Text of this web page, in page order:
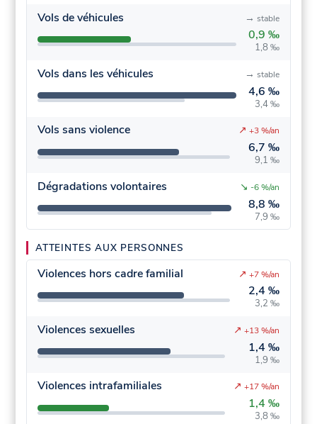
Vols de véhicules
0,9 ‰
1,8 ‰
→ stable
Vols dans les véhicules
4,6 ‰
3,4 ‰
→ stable
Vols sans violence
6,7 ‰
9,1 ‰
↗ +3 %/an
Dégradations volontaires
8,8 ‰
7,9 ‰
↘ -6 %/an
ATTEINTES AUX PERSONNES
Violences hors cadre familial
2,4 ‰
3,2 ‰
↗ +7 %/an
Violences sexuelles
1,4 ‰
1,9 ‰
↗ +13 %/an
Violences intrafamiliales
1,4 ‰
3,8 ‰
↗ +17 %/an